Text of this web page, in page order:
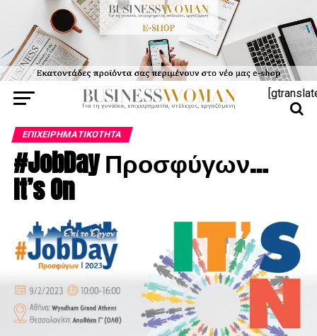
ΕΠΙΧΕΙΡΗΜΑΤΙΚΌΤΗΤΑ
#JobDay Προσφύγων…
It’s On